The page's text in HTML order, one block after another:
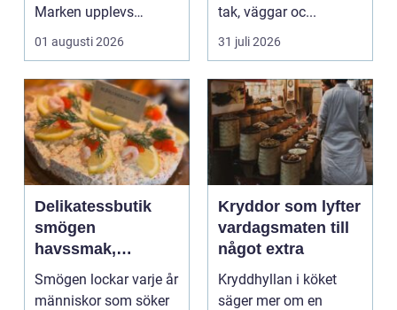
Marken upplevs
kanske som stabil ...
01 augusti 2026
tak, väggar oc...
31 juli 2026
Delikatessbutik
smögen
havssmak,
småskalighet och
personligt urval
Smögen lockar varje år
människor som söker
Kryddor som lyfter
vardagsmaten till
något extra
Kryddhyllan i köket
säger mer om en